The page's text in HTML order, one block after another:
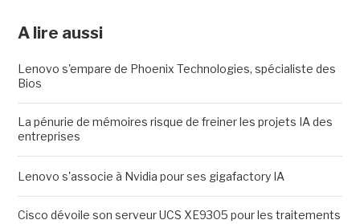
A lire aussi
Lenovo s'empare de Phoenix Technologies, spécialiste des
Bios
La pénurie de mémoires risque de freiner les projets IA des
entreprises
Lenovo s'associe à Nvidia pour ses gigafactory IA
Cisco dévoile son serveur UCS XE9305 pour les traitements